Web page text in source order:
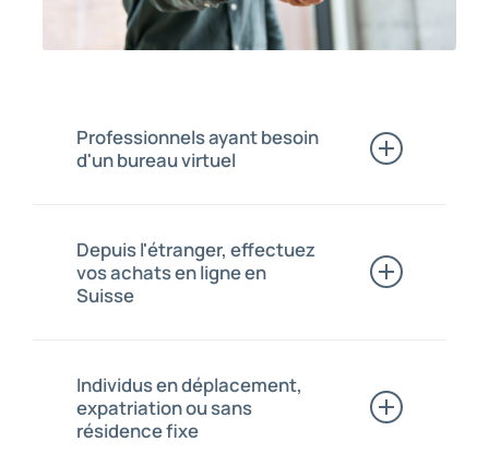
Professionnels ayant besoin
d'un bureau virtuel
Votre entreprise a besoin d’une
adresse de domiciliation fixe en
Suisse?
Depuis l'étranger, effectuez
vos achats en ligne en
Suisse
réception de colis ?
Individus en déplacement,
expatriation ou sans
résidence fixe